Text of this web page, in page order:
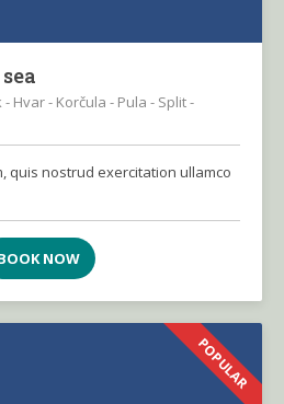
Hvar - Korčula - Pula - Split -
quis nostrud exercitation ullamco
NOW
POPULAR